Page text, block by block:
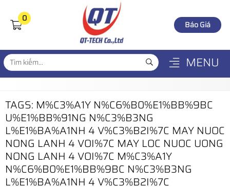
0
Báo Giá
MENU
TAGS: M%C3%A1Y N%C6%B0%E1%BB%9BC
U%E1%BB%91NG N%C3%B3NG
L%E1%BA%A1NH 4 V%C3%B2I%7C MAY NUOC
NONG LANH 4 VOI%7C MAY LOC NUOC UONG
NONG LANH 4 VOI%7C M%C3%A1Y
N%C6%B0%E1%BB%9BC N%C3%B3NG
L%E1%BA%A1NH 4 V%C3%B2I%7C